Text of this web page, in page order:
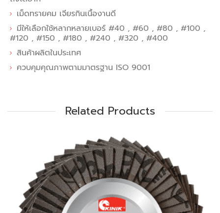
เม็ดทรายคม เจียรกินเนื้องานดี
มีให้เลือกใช้หลากหลายเบอร์ #40 , #60 , #80 , #100 ,
#120 , #150 , #180 , #240 , #320 , #400
สินค้าผลิตในประเทศ
ควบคุมคุณภาพตามมาตรฐาน ISO 9001
Related Products